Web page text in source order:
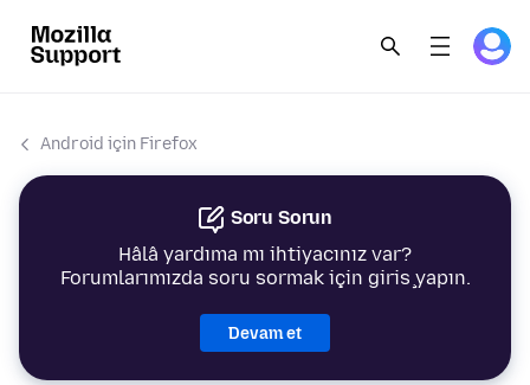
Android için Firefox
Soru Sorun
Hâlâ yardıma mı ihtiyacınız var?
Forumlarımızda soru sormak için giriş yapın.
Devam et